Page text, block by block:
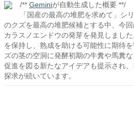
/** Geminiが自動生成した概要 **/
「国産の最高の堆肥を求めて」シ
のクズを最高の堆肥候補とする中、今
カラスノエンドウの発芽を発見しまし
を保持し、熟成を助ける可能性に期待
ズの茎の空洞に発酵初期の牛糞や馬糞
促進を図る新たなアイデアも提示され
探求が続いています。